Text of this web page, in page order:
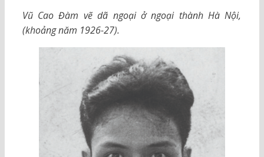
Vũ Cao Đàm vẽ dã ngoại ở ngoại thành Hà Nội,
(khoảng năm 1926-27).